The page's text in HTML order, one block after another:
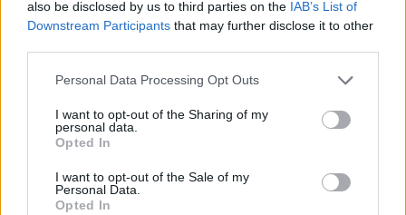
also be disclosed by us to third parties on the IAB’s List of
Downstream Participants that may further disclose it to other
Please note that this website/app uses one or more Google
not limited to your visit or usage behaviour. You may click to
grant or deny consent to Google and its third-party tags to
use your data for below specified purposes in below Google
consent section.
Personal Data Processing Opt Outs
I want to opt-out of the Sharing of my
personal data.
Opted In
I want to opt-out of the Sale of my
Personal Data.
Opted In
Affrontare esami, colloqui di lavoro o situazioni
sociali può essere stressante, ma con le giuste
tecniche di rilassamento puoi migliorare la tua
maggiore serenità. Sperimenta diverse tecniche e
trova quelle che funzionano meglio per te. Ricorda,
il viaggio verso la calma inizia con un piccolo
passo.